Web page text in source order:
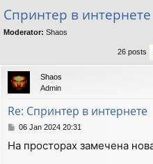
s
Спринтер в интернете
Moderator: Shaos
26 posts
Shaos
Admin
Re: Спринтер в интернете
P
s
06 Jan 2024 20:31
На просторах замечена